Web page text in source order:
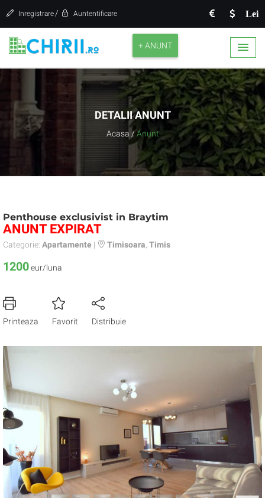
Lei
Inregistrare / Auntentificare
+ ANUNT
DETALII ANUNT
Acasa / Anunt
Penthouse exclusivist in Braytim
ANUNT EXPIRAT
Categorie: Apartamente | Timisoara Timis
1200eur/luna
Printeaza Favorit Distribuie